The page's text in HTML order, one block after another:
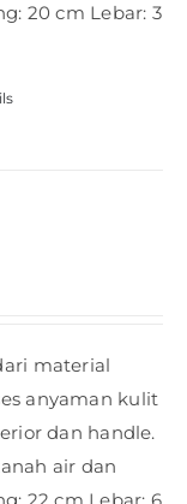
20 cm Lebar: 3
material
anyaman kulit
dan handle.
air dan